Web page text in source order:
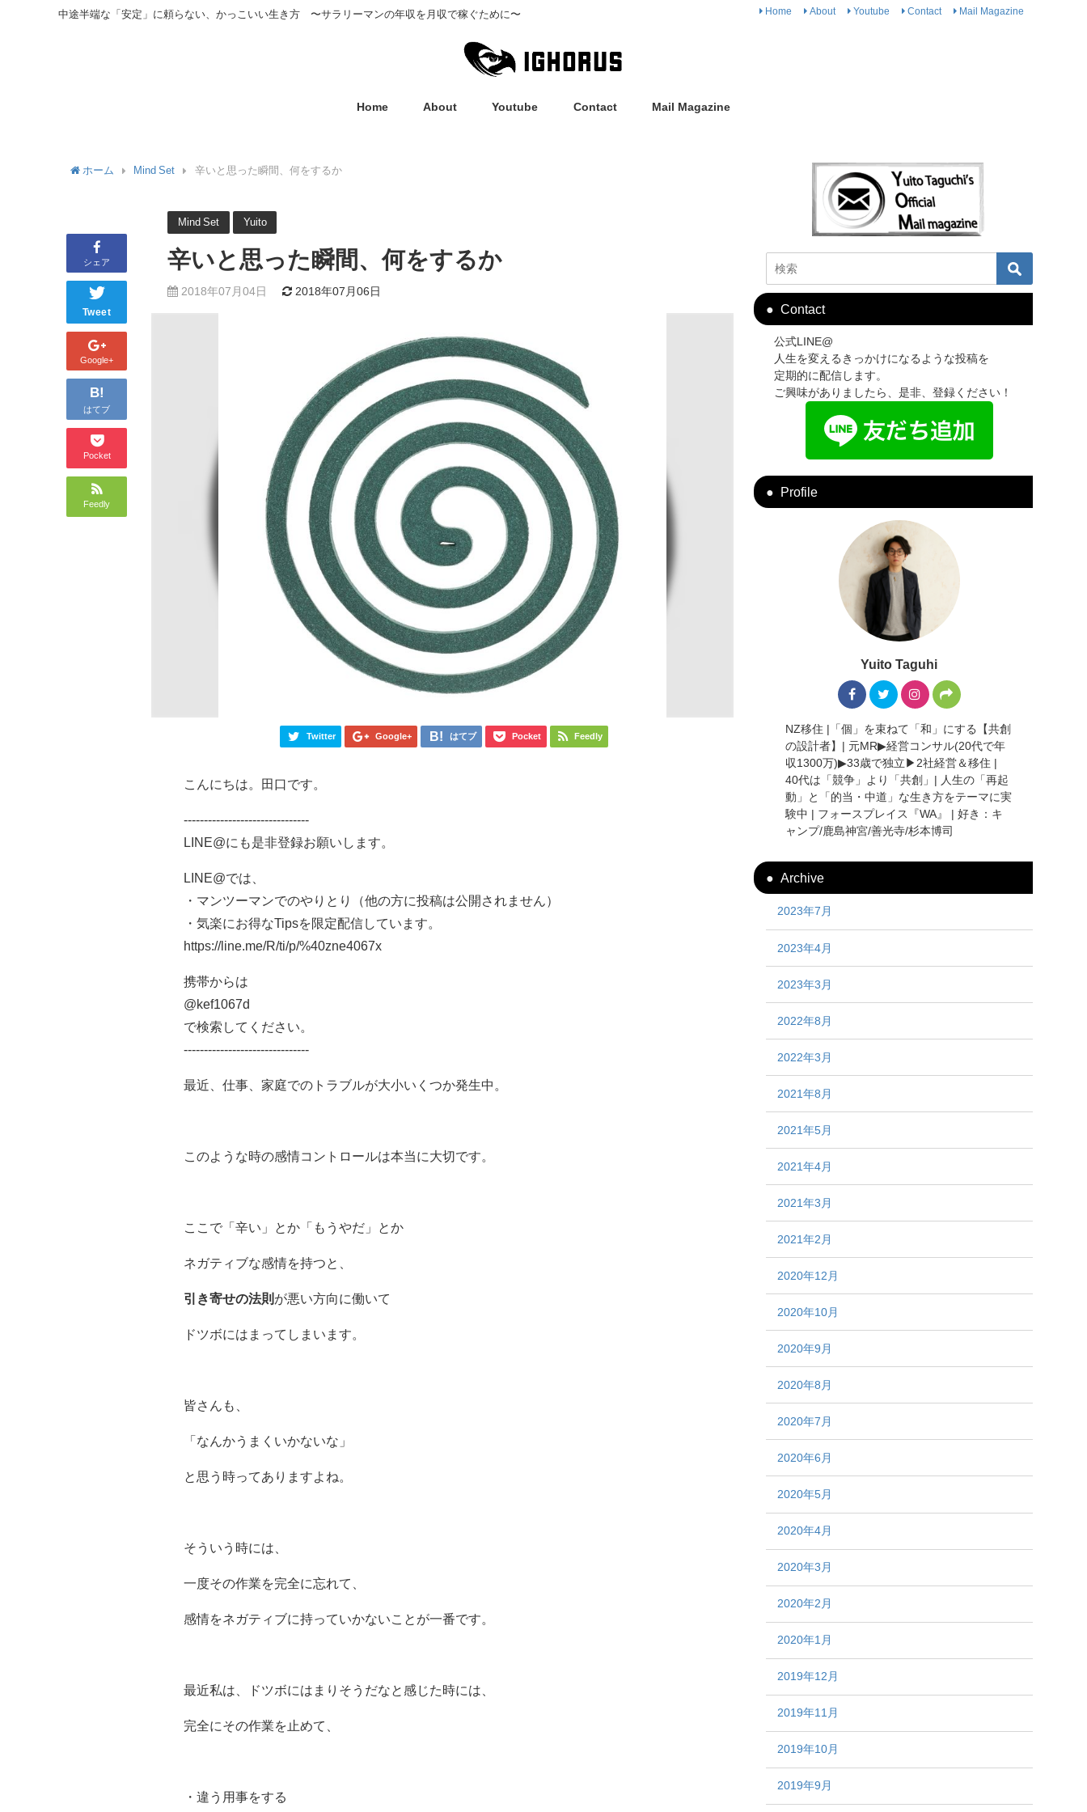
中途半端な「安定」に頼らない、かっこいい生き方 〜サラリーマンの年収を月収で稼ぐために〜 Home About Youtube Contact Mail Magazine
Home About Youtube Contact Mail Magazine
ホーム Mind Set 辛いと思った瞬間、何をするか
シェア
Tweet
Google+
B!
はてブ
Pocket
Feedly
Mind Set Yuito
辛いと思った瞬間、何をするか
2018年07月04日 2018年07月06日
Twitter Google+ はてブ Pocket Feedly
こんにちは。田口です。
-------------------------------
LINE@にも是非登録お願いします。
LINE@では、
・マンツーマンでのやりとり（他の方に投稿は公開されません）
・気楽にお得なTipsを限定配信しています。
https://line.me/R/ti/p/%40zne4067x
携帯からは
@kef1067d
で検索してください。
-------------------------------
最近、仕事、家庭でのトラブルが大小いくつか発生中。
このような時の感情コントロールは本当に大切です。
ここで「辛い」とか「もうやだ」とか
ネガティブな感情を持つと、
引き寄せの法則 が悪い方向に働いて
ドツボにはまってしまいます。
皆さんも、
「なんかうまくいかないな」
と思う時ってありますよね。
そういう時には、
一度その作業を完全に忘れて、
感情をネガティブに持っていかないことが一番です。
最近私は、ドツボにはまりそうだなと感じた時には、
完全にその作業を止めて、
・違う用事をする
Contact
公式LINE@
人生を変えるきっかけになるような投稿を
定期的に配信します。
ご興味がありましたら、是非、登録ください！
Profile
Yuito Taguhi
NZ移住 |「個」を束ねて「和」にする【共創
の設計者】| 元MR▶︎経営コンサル(20代で年
収1300万)▶︎33歳で独立▶︎2社経営＆移住 |
40代は「競争」より「共創」| 人生の「再起
動」と「的当・中道」な生き方をテーマに実
験中 | フォースプレイス『WA』 | 好き：キ
ャンプ/鹿島神宮/善光寺/杉本博司
Archive
2023年7月
2023年4月
2023年3月
2022年8月
2022年3月
2021年8月
2021年5月
2021年4月
2021年3月
2021年2月
2020年12月
2020年10月
2020年9月
2020年8月
2020年7月
2020年6月
2020年5月
2020年4月
2020年3月
2020年2月
2020年1月
2019年12月
2019年11月
2019年10月
2019年9月